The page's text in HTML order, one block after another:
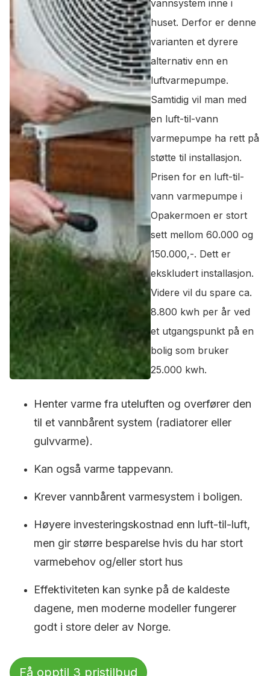
vannsystem inne i
huset. Derfor er denne
varianten et dyrere
alternativ enn en
luftvarmepumpe.
Samtidig vil man med
en luft-til-vann
varmepumpe ha rett på
støtte til installasjon.
Prisen for en luft-til-
vann varmepumpe i
Opakermoen er stort
sett mellom 60.000 og
150.000,-. Dett er
ekskludert installasjon.
Videre vil du spare ca.
8.800 kwh per år ved
et utgangspunkt på en
bolig som bruker
25.000 kwh.
Henter varme fra uteluften og overfører den
til et vannbårent system (radiatorer eller
gulvvarme).
Kan også varme tappevann.
Krever vannbårent varmesystem i boligen.
Høyere investeringskostnad enn luft-til-luft,
men gir større besparelse hvis du har stort
varmebehov og/eller stort hus
Effektiviteten kan synke på de kaldeste
dagene, men moderne modeller fungerer
godt i store deler av Norge.
Få opptil 3 pristilbud